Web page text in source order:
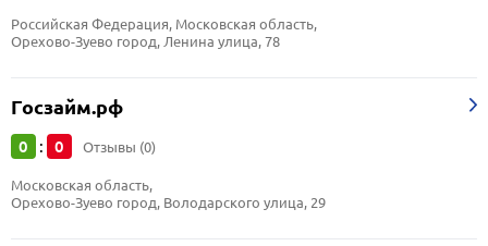
Российская Федерация, Московская область,
Орехово-Зуево город, Ленина улица, 78
Госзайм.рф
0 : 0 Отзывы (0)
Московская область,
Орехово-Зуево город, Володарского улица, 29